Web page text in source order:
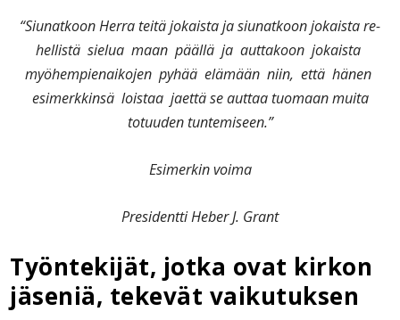
“Siunatkoon Herra teitä jokaista ja siunatkoon jokaista re-
hellistä sielua maan päällä ja auttakoon jokaista
myöhempienaikojen pyhää elämään niin, että hänen
esimerkkinsä loistaa jaettä se auttaa tuomaan muita
totuuden tuntemiseen.”
Esimerkin voima
Presidentti Heber J. Grant
Työntekijät, jotka ovat kirkon
jäseniä, tekevät vaikutuksen